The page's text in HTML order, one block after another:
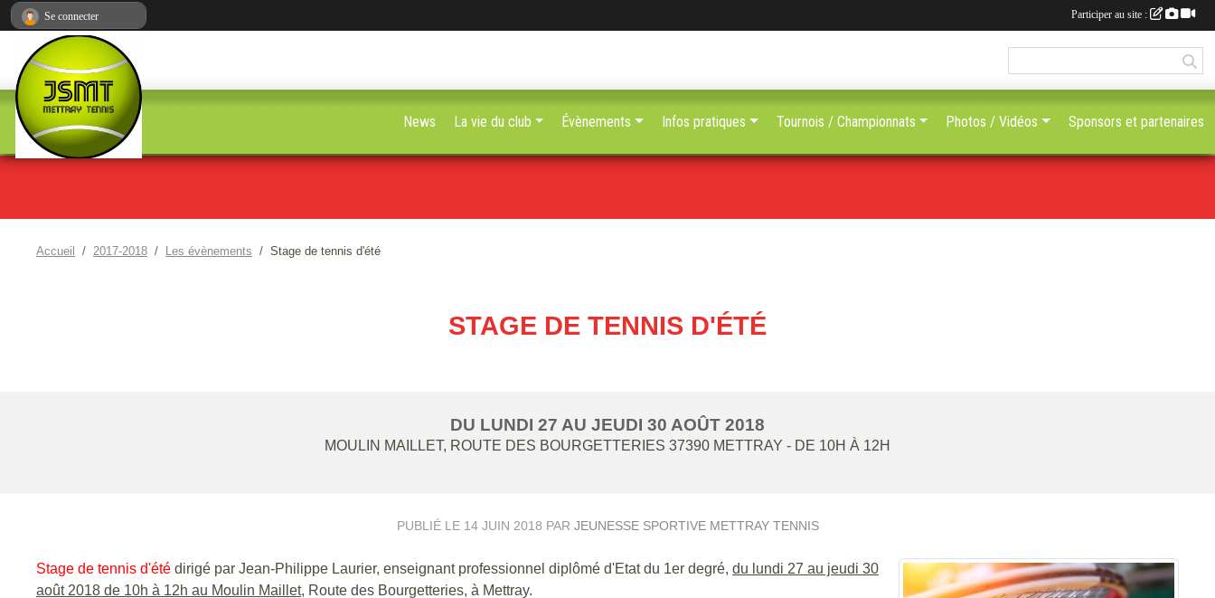
Accueil 2017-2018 Les évènements Stage de tennis d'été
STAGE DE TENNIS D'ÉTÉ
DU LUNDI 27 AU JEUDI 30 AOÛT 2018
MOULIN MAILLET, ROUTE DES BOURGETTERIES 37390 METTRAY - DE 10H À 12H
PUBLIÉ LE 14 JUIN 2018 PAR JEUNESSE SPORTIVE METTRAY TENNIS
Stage de tennis d'été dirigé par Jean-Philippe Laurier, enseignant professionnel diplômé d'Etat du 1er degré, du lundi 27 au jeudi 30
août 2018 de 10h à 12h au Moulin Maillet, Route des Bourgetteries, à Mettray.
News La vie du club Évènements Infos pratiques Tournois / Championnats Photos / Vidéos Sponsors et partenaires
Se connecter Participer au site :
Panneau de gestion des cookies